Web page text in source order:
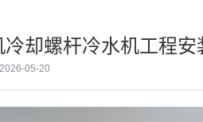
却螺杆冷水机工程安
2026-05-20